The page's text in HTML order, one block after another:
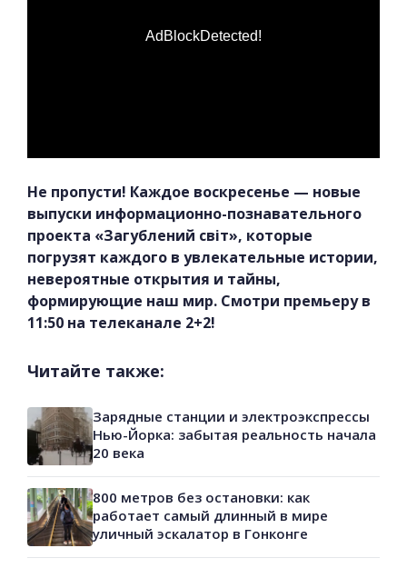
AdBlockDetected!
Не пропусти! Каждое воскресенье — новые
выпуски информационно-познавательного
проекта «Загублений світ», которые
погрузят каждого в увлекательные истории,
невероятные открытия и тайны,
формирующие наш мир. Смотри премьеру в
11:50 на телеканале 2+2!
Читайте также:
Зарядные станции и электроэкспрессы
Нью-Йорка: забытая реальность начала
20 века
800 метров без остановки: как
работает самый длинный в мире
уличный эскалатор в Гонконге